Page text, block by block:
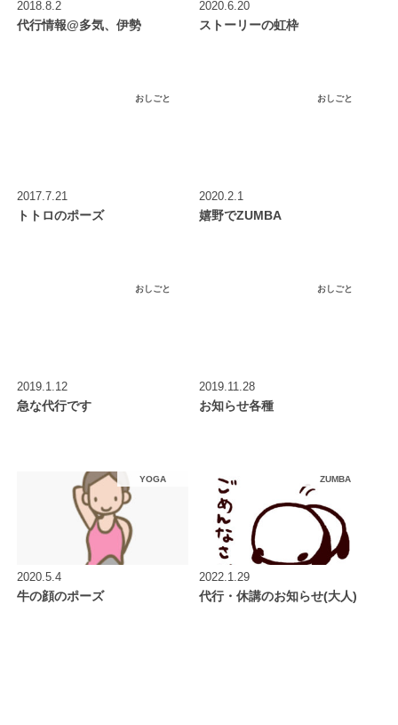
2018.8.2
代行情報@多気、伊勢
2020.6.20
ストーリーの虹枠
おしごと
2017.7.21
トトロのポーズ
おしごと
2020.2.1
嬉野でZUMBA
おしごと
2019.1.12
急な代行です
おしごと
2019.11.28
お知らせ各種
YOGA
2020.5.4
牛の顔のポーズ
ZUMBA
2022.1.29
代行・休講のお知らせ(大人)